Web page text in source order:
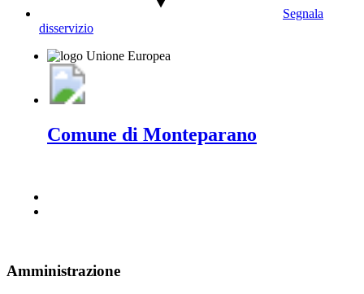
Segnala
disservizio
Comune di Monteparano
Amministrazione